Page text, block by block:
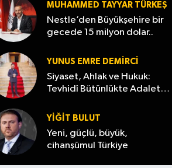
yarala
ndı
İşte
yıldız
rin
tercih
leri
MUHAMMED TAYYAR TÜRKEŞ
Nestle’den Büyükşehire bir
gecede 15 milyon dolar..
YUNUS EMRE DEMIRCI
Siyaset, Ahlak ve Hukuk:
Tevhidî Bütünlükte Adalet
YİĞİT BULUT
Yeni, güçlü, büyük,
cihanşümul Türkiye